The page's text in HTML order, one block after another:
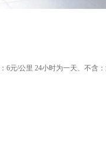
6元/公里 24小时为一天、不含